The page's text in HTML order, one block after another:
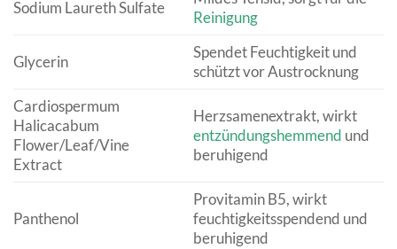
Sodium Laureth Sulfate
Reinigung
Glycerin
Spendet Feuchtigkeit und
schützt vor Austrocknung
Cardiospermum
Halicacabum
Flower/Leaf/Vine
Extract
Herzsamenextrakt, wirkt
entzündungshemmend und
beruhigend
Panthenol
Provitamin B5, wirkt
feuchtigkeitsspendend und
beruhigend